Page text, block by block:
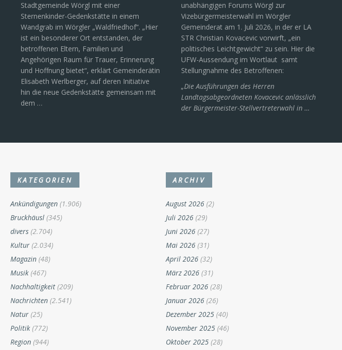
Stadtgemeinde Wörgl mit einer
Sternenkinder-Gedenkstätte in einem
Wandgrab im Wörgler „Waldfriedhof“. „Hier
ist ein besonderer Ort entstanden, der
betroffenen Eltern, Familien und
Angehörigen Raum für Trauer, Erinnerung
und Hoffnung bietet“, erklärt Gemeinderätin
Elisabeth Werlberger, auf deren Initiative
hin die neue Gedenkstätte gemeinsam mit
dem …
unabhängigen Forums Wörgl zur
Vizebürgermeisterwahl im Wörgler
Gemeinderat am 1. Juli 2026, in der er LA
STR Christian Kovacevic vorwirft, „ein
politisches Leichtgewicht“ zu sein. Hier die
UFW-Aussendung im Wortlaut samt
Stellungnahme des Betroffenen:
„Die Ausführungen des Herren
Landtagsabgeordneten Kovacevic anlässlich
der Bürgermeister-Stellvertreterwahl in …
KATEGORIEN
Ankündigungen (1.906)
Bruckhäusl (345)
divers (2.704)
Kultur (2.034)
Magazin (48)
Musik (467)
Nachhaltigkeit (209)
Nachrichten (2.541)
Natur (25)
Politik (772)
Region (944)
ARCHIV
August 2026 (2)
Juli 2026 (29)
Juni 2026 (27)
Mai 2026 (31)
April 2026 (32)
März 2026 (31)
Februar 2026 (28)
Januar 2026 (26)
Dezember 2025 (40)
November 2025 (46)
Oktober 2025 (28)